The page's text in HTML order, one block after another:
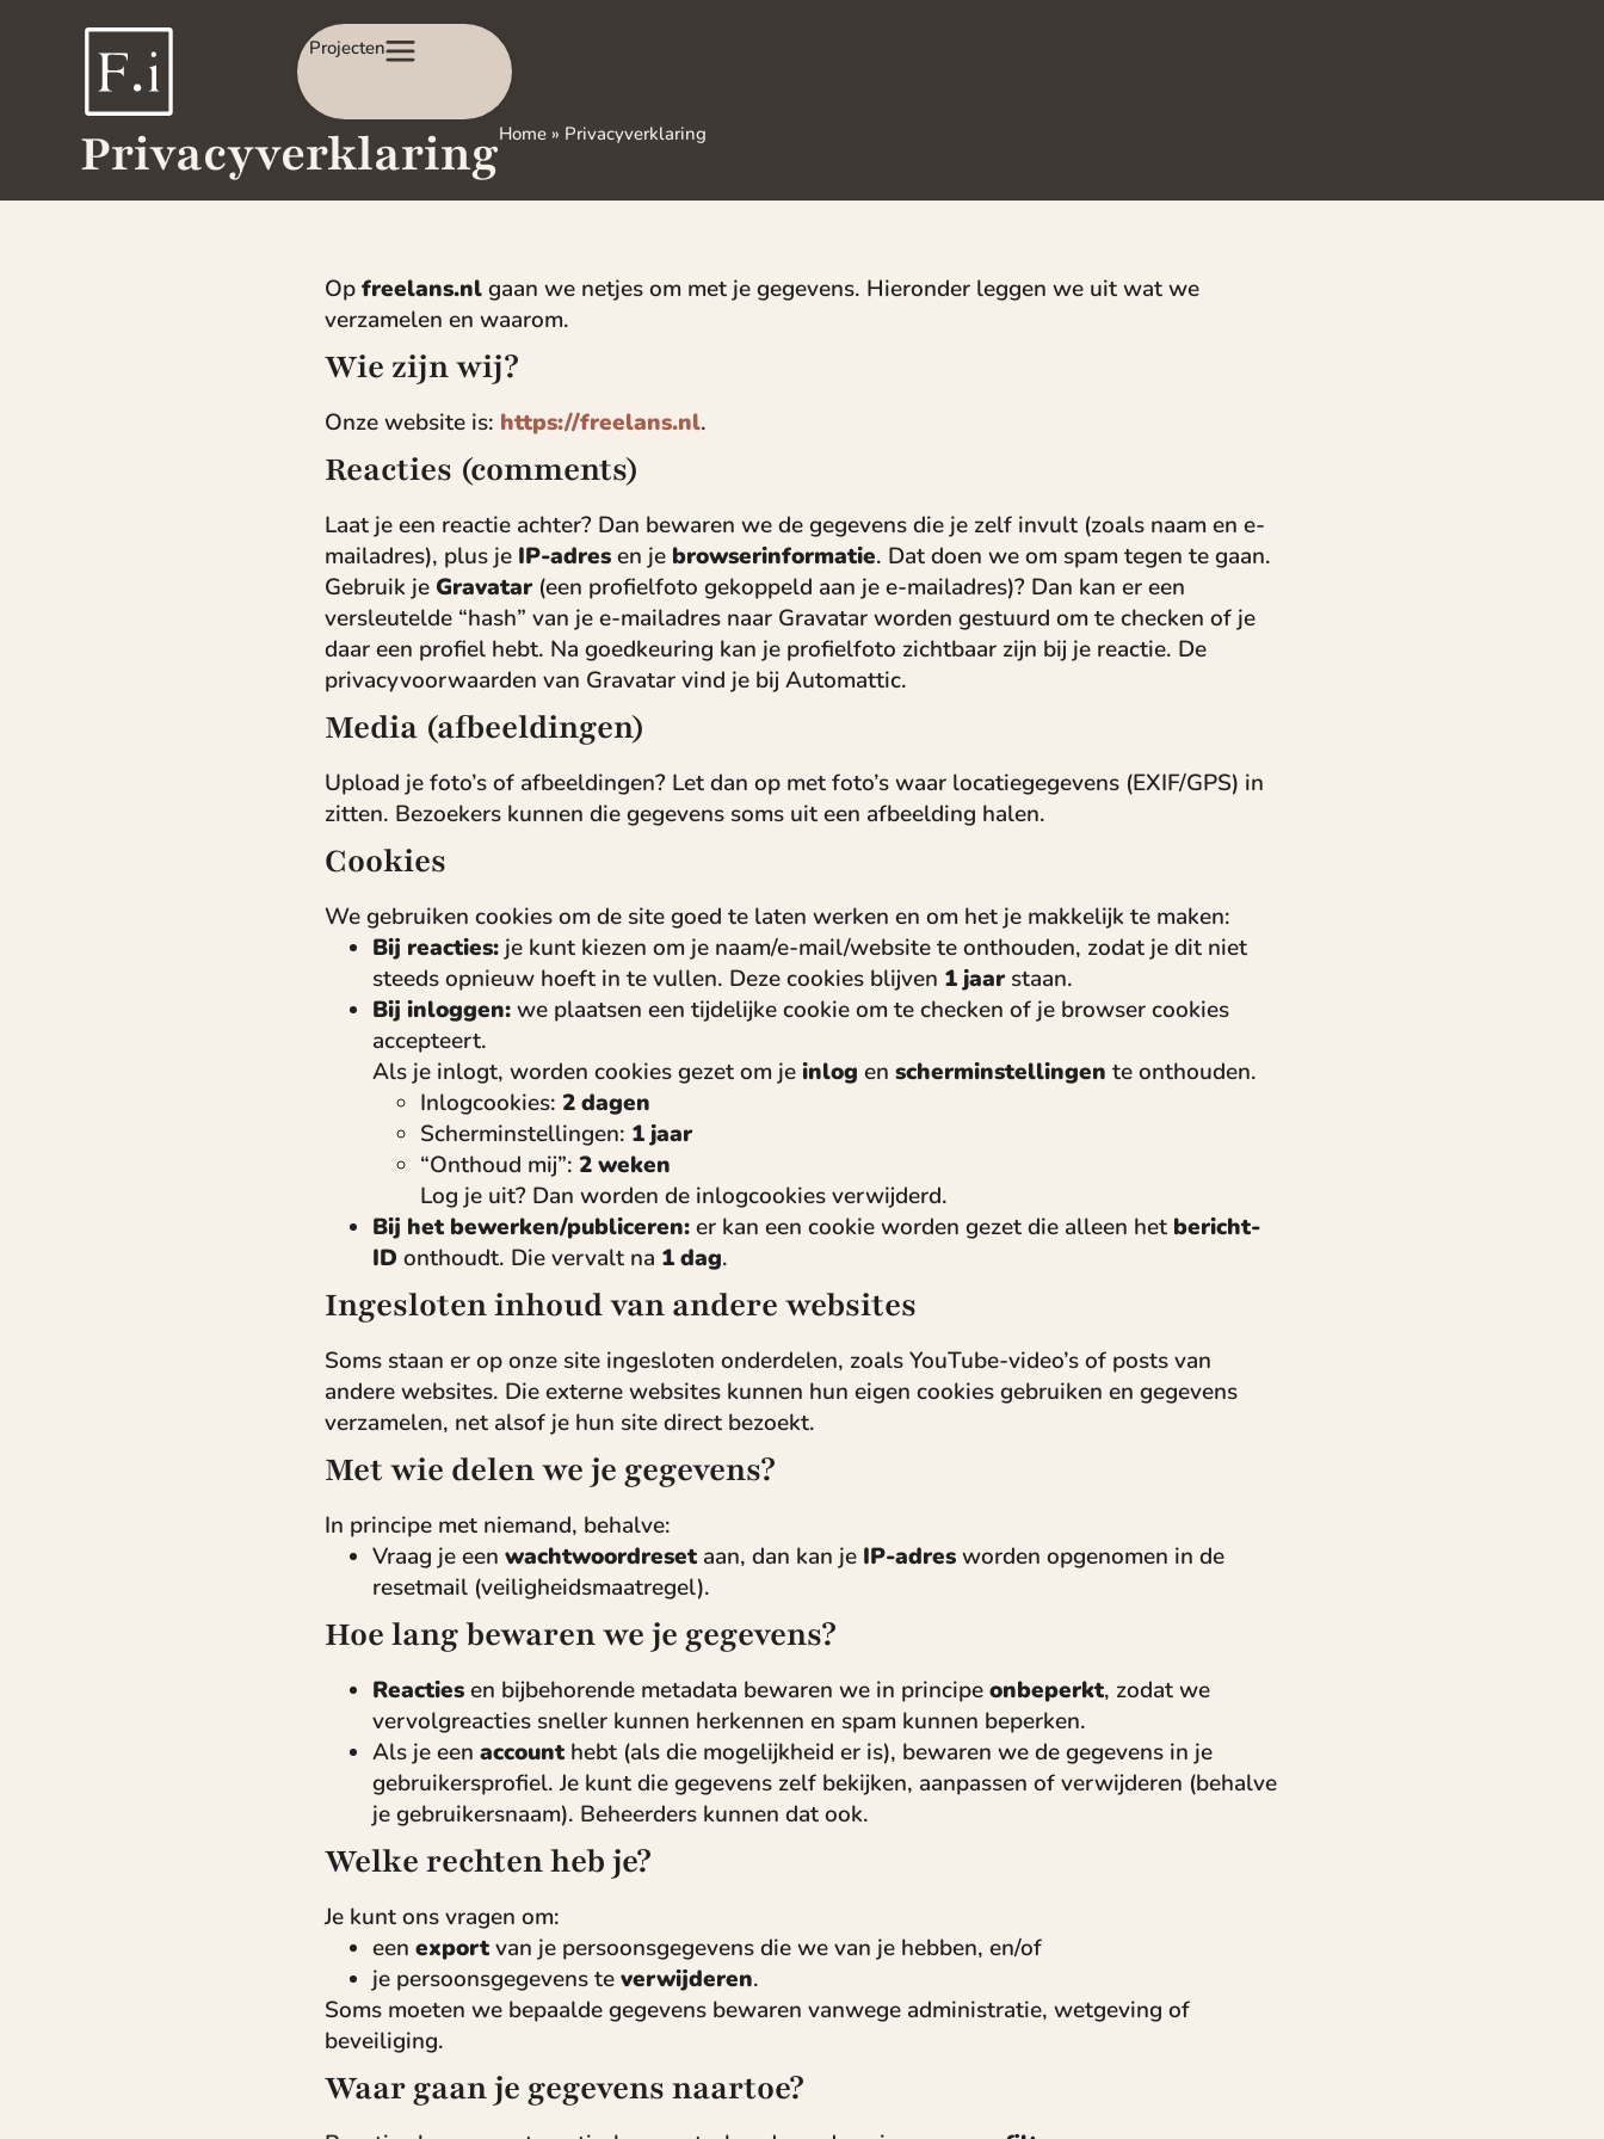
Projecten
PrivacyverklaringHome » Privacyverklaring
Opfreelans.nlgaan we netjes om met je gegevens. Hieronder leggen we uit wat we
verzamelen en waarom.
Wie zijn wij?
Onze website is: https://freelans.nl.
Reacties (comments)
Laat je een reactie achter? Dan bewaren we de gegevens die je zelf invult (zoals naam en e-
mailadres), plus je IP-adresen je browserinformatie. Dat doen we om spam tegen te gaan.
Gebruik je Gravatar (een profielfoto gekoppeld aan je e-mailadres)? Dan kan er een
versleutelde “hash” van je e-mailadres naar Gravatar worden gestuurd om te checken of je
daar een profiel hebt. Na goedkeuring kan je profielfoto zichtbaar zijn bij je reactie. De
privacyvoorwaarden van Gravatar vind je bij Automattic.
Media (afbeeldingen)
Upload je foto’s of afbeeldingen? Let dan op met foto’s waar locatiegegevens (EXIF/GPS) in
zitten. Bezoekers kunnen die gegevens soms uit een afbeelding halen.
Cookies
We gebruiken cookies om de site goed te laten werken en om het je makkelijk te maken:
Bij reacties: je kunt kiezen om je naam/e-mail/website te onthouden, zodat je dit niet
steeds opnieuw hoeft in te vullen. Deze cookies blijven 1 jaar staan.
Bij inloggen:we plaatsen een tijdelijke cookie om te checken of je browser cookies
accepteert.
Als je inlogt, worden cookies gezet om jeinlog en scherminstellingen te onthouden.
Inlogcookies: 2 dagen
Scherminstellingen: 1 jaar
“Onthoud mij”: 2 weken
Log je uit? Dan worden de inlogcookies verwijderd.
Bij het bewerken/publiceren:er kan een cookie worden gezet die alleen het bericht-
ID onthoudt. Die vervalt na 1 dag.
Ingesloten inhoud van andere websites
Soms staan er op onze site ingesloten onderdelen, zoals YouTube-video’s of posts van
andere websites. Die externe websites kunnen hun eigen cookies gebruiken en gegevens
verzamelen, net alsof je hun site direct bezoekt.
Met wie delen we je gegevens?
In principe met niemand, behalve:
Vraag je een wachtwoordreset aan, dan kan je IP-adresworden opgenomen in de
resetmail (veiligheidsmaatregel).
Hoe lang bewaren we je gegevens?
Reactiesen bijbehorende metadata bewaren we in principeonbeperkt, zodat we
vervolgreacties sneller kunnen herkennen en spam kunnen beperken.
Als je een account hebt (als die mogelijkheid er is), bewaren we de gegevens in je
gebruikersprofiel. Je kunt die gegevens zelf bekijken, aanpassen of verwijderen (behalve
je gebruikersnaam). Beheerders kunnen dat ook.
Welke rechten heb je?
Je kunt ons vragen om:
een exportvan je persoonsgegevens die we van je hebben, en/of
je persoonsgegevens teverwijderen.
Soms moeten we bepaalde gegevens bewaren vanwege administratie, wetgeving of
beveiliging.
Waar gaan je gegevens naartoe?